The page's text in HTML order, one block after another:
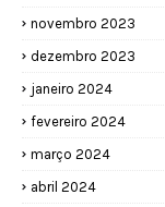
novembro 2023
dezembro 2023
janeiro 2024
fevereiro 2024
março 2024
abril 2024